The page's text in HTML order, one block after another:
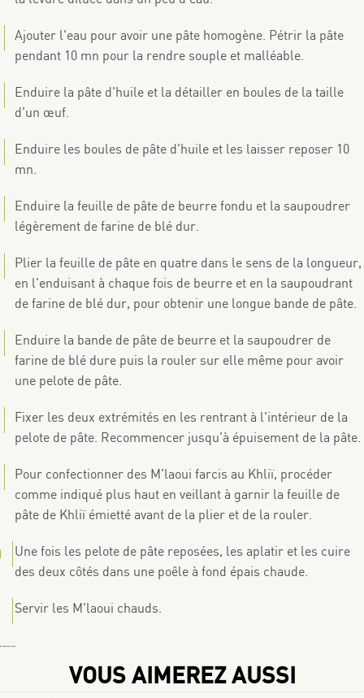
Ajouter l'eau pour avoir une pâte homogène. Pétrir la pâte
pendant 10 mn pour la rendre souple et malléable.
Enduire la pâte d'huile et la détailler en boules de la taille
d'un œuf.
Enduire les boules de pâte d'huile et les laisser reposer 10
mn.
Enduire la feuille de pâte de beurre fondu et la saupoudrer
légèrement de farine de blé dur.
Plier la feuille de pâte en quatre dans le sens de la longueur,
en l'enduisant à chaque fois de beurre et en la saupoudrant
de farine de blé dur, pour obtenir une longue bande de pâte.
Enduire la bande de pâte de beurre et la saupoudrer de
farine de blé dure puis la rouler sur elle même pour avoir
une pelote de pâte.
Fixer les deux extrémités en les rentrant à l'intérieur de la
pelote de pâte. Recommencer jusqu'à épuisement de la pâte.
Pour confectionner des M'laoui farcis au Khliï, procéder
comme indiqué plus haut en veillant à garnir la feuille de
pâte de Khliï émietté avant de la plier et de la rouler.
Une fois les pelote de pâte reposées, les aplatir et les cuire
des deux côtés dans une poêle à fond épais chaude.
Servir les M'laoui chauds.
VOUS AIMEREZ AUSSI